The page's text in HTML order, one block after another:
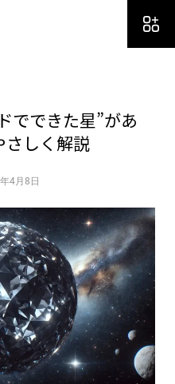
でできた星”があ
さしく解説
4月8日